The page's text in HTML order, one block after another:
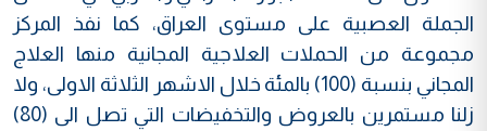
الجملة العصبية على مستوى العراق، كما نفذ المركز
مجموعة من الحملات العلاجية المجانية منها العلاج
المجاني بنسبة (100) بالمئة خلال الاشهر الثلاثة الاولى، ولا
زلنا مستمرين بالعروض والتخفيضات التي تصل الى (80)